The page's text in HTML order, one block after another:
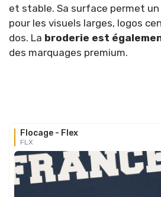
et stable. Sa surface permet
pour les visuels larges, logos
dos. La broderie est
des marquages premium.
Flocage - Flex
FLX